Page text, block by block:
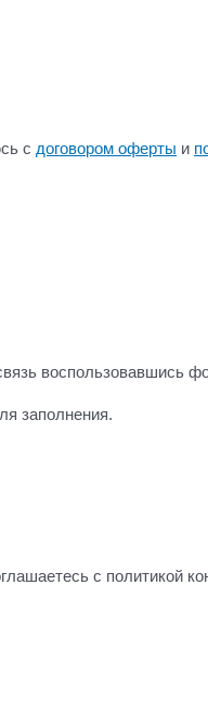
с договором оферты и
воспользовавшись
заполнения.
с политикой